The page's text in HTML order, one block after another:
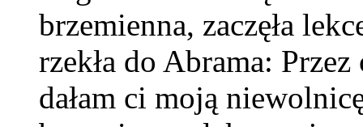
brzemienna, zaczęła
rzekła do Abrama:
dałam ci moją